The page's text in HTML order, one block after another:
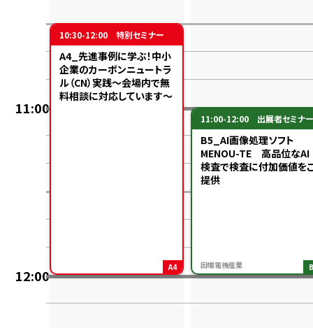
11:00
12:00
10:30-12:00 特別セミナー
A4_先進事例に学ぶ！中小
企業のカーボンニュートラ
ル（CN）実践～会場内で無
料相談に対応しています～
A4
11:00-12:00 出展者セミナー
B5_AI画像処理ソフト
MENOU-TE 高品位なAI
検査で検査に付加価値を
提供
因幡電機産業